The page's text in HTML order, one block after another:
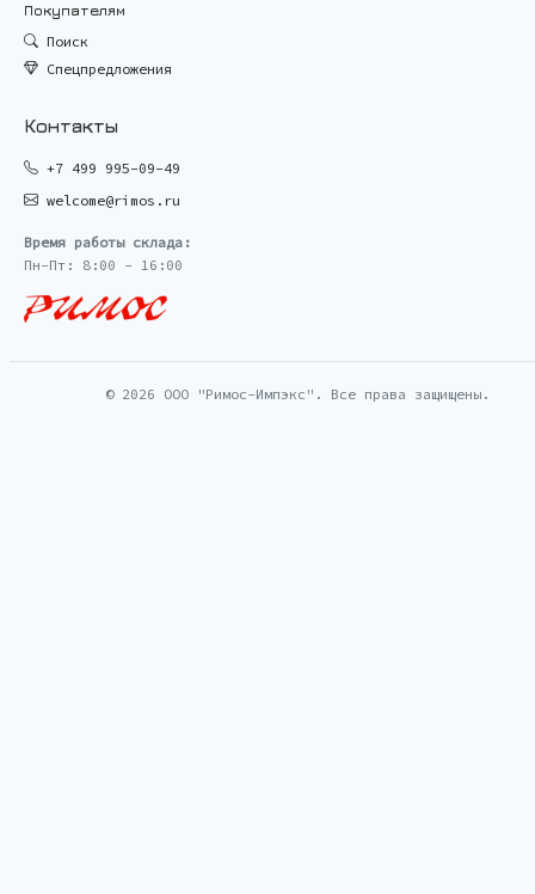
Покупателям
Поиск
Спецпредложения
Контакты
+7 499 995-09-49
welcome@rimos.ru
Время работы склада:
Пн-Пт: 8:00 - 16:00
© 2026 ООО "Римос-Импэкс". Все права защищены.